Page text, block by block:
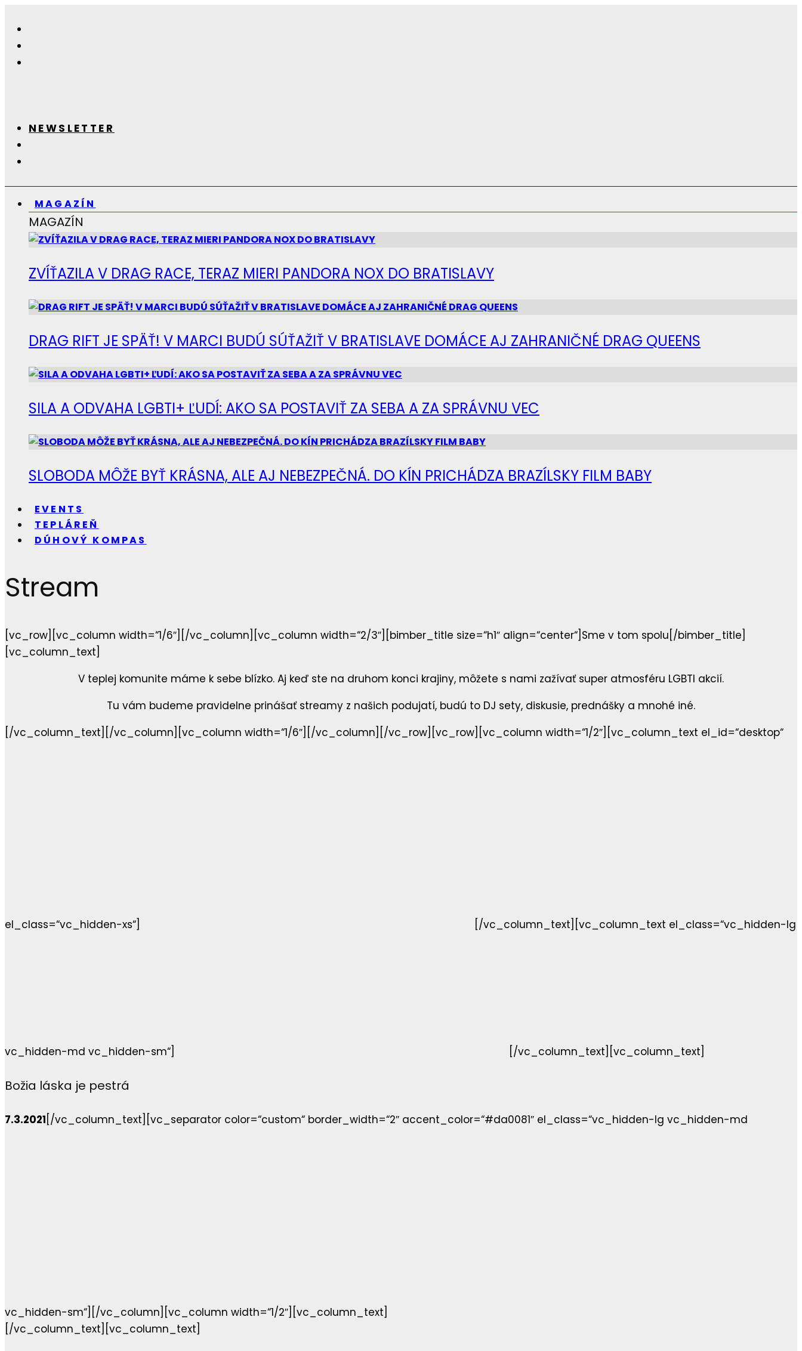
NEWSLETTER
MAGAZÍN
MAGAZÍN
ZVÍŤAZILA V DRAG RACE, TERAZ MIERI PANDORA NOX DO BRATISLAVY
DRAG RIFT JE SPÄŤ! V MARCI BUDÚ SÚŤAŽIŤ V BRATISLAVE DOMÁCE AJ ZAHRANIČNÉ DRAG QUEENS
SILA A ODVAHA LGBTI+ ĽUDÍ: AKO SA POSTAVIŤ ZA SEBA A ZA SPRÁVNU VEC
SLOBODA MÔŽE BYŤ KRÁSNA, ALE AJ NEBEZPEČNÁ. DO KÍN PRICHÁDZA BRAZÍLSKY FILM BABY
EVENTS
TEPLÁREŇ
DÚHOVÝ KOMPAS
Stream
[vc_row][vc_column width=“1/6″][/vc_column][vc_column width=“2/3″][bimber_title size=“h1″ align=“center“]Sme v tom spolu[/bimber_title]
[vc_column_text]
V teplej komunite máme k sebe blízko. Aj keď ste na druhom konci krajiny, môžete s nami zažívať super atmosféru LGBTI akcií.
Tu vám budeme pravidelne prinášať streamy z našich podujatí, budú to DJ sety, diskusie, prednášky a mnohé iné.
[/vc_column_text][/vc_column][vc_column width=“1/6″][/vc_column][/vc_row][vc_row][vc_column width=“1/2″][vc_column_text el_id=“desktop“
el_class=“vc_hidden-xs“] [/vc_column_text][vc_column_text el_class=“vc_hidden-lg
vc_hidden-md vc_hidden-sm“] [/vc_column_text][vc_column_text]
Božia láska je pestrá
7.3.2021 [/vc_column_text][vc_separator color=“custom“ border_width=“2″ accent_color=“#da0081″ el_class=“vc_hidden-lg vc_hidden-md
vc_hidden-sm“][/vc_column][vc_column width=“1/2″][vc_column_text]
[/vc_column_text][vc_column_text]